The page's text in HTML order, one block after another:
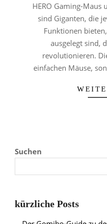
HERO Gaming-Maus
sind Giganten, die
Funktionen
ausgelegt sind,
revolutionieren.
einfachen Mäuse,
Suchen
kürzliche Posts